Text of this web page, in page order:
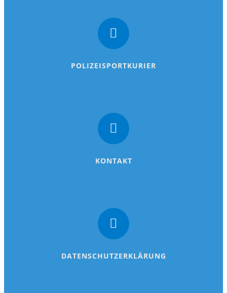
POLIZEISPORTKURIER
KONTAKT
DATENSCHUTZERKLÄRUNG